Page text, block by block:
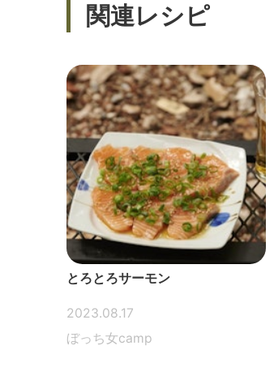
関連レシピ
とろとろサーモン
2023.08.17
ぼっち女camp